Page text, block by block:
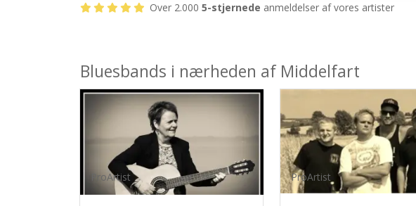
Over 2.000 5-stjernede anmeldelser af vores artister
Bluesbands i nærheden af Middelfart
ProArtist ProArtist